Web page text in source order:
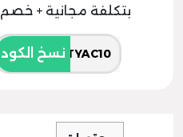
بتكلفة مجانية + خصم 30% لفترة محدودة.
نسخ الكود